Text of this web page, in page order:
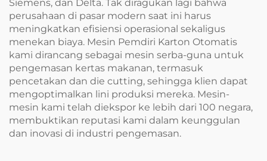
Siemens, dan Delta. Tak diragukan lagi bahwa
perusahaan di pasar modern saat ini harus
meningkatkan efisiensi operasional sekaligus
menekan biaya. Mesin Pemdiri Karton Otomatis
kami dirancang sebagai mesin serba-guna untuk
pengemasan kertas makanan, termasuk
pencetakan dan die cutting, sehingga klien dapat
mengoptimalkan lini produksi mereka. Mesin-
mesin kami telah diekspor ke lebih dari 100 negara,
membuktikan reputasi kami dalam keunggulan
dan inovasi di industri pengemasan.